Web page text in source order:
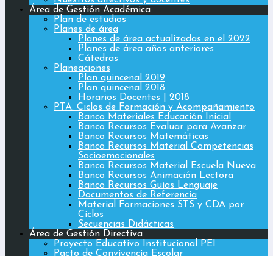
Área de Gestión Académica
Plan de estudios
Planes de área
Planes de área actualizadas en el 2022
Planes de área años anteriores
Cátedras
Planeaciones
Plan quincenal 2019
Plan quincenal 2018
Horarios Docentes | 2018
PTA. Ciclos de Formación y Acompañamiento
Banco Materiales Educación Inicial
Banco Recursos Evaluar para Avanzar
Banco Recursos Matemáticas
Banco Recursos Material Competencias
Socioemocionales
Banco Recursos Material Escuela Nueva
Banco Recursos Animación Lectora
Banco Recursos Guías Lenguaje
Documentos de Referencia
Material Formaciones STS y CDA por
Ciclos
Secuencias Didácticas
Área de Gestión Directiva
Proyecto Educativo Institucional PEI
Pacto de Convivencia Escolar